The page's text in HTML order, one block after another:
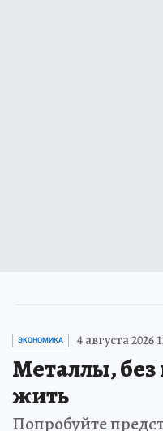
ЭКОНОМИКА 4 августа 2026
Металлы,
жить
Попробуйте